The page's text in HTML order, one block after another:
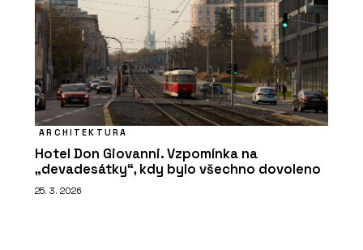
ARCHITEKTURA
Hotel Don Giovanni. Vzpomínka na
„devadesátky“, kdy bylo všechno dovoleno
25. 3. 2026